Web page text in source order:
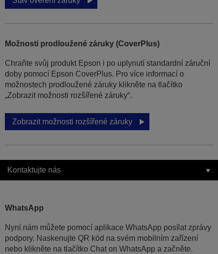
Možnosti prodloužené záruky (CoverPlus)
Chraňte svůj produkt Epson i po uplynutí standardní záruční
doby pomocí Epson CoverPlus. Pro více informací o
možnostech prodloužené záruky klikněte na tlačítko
„Zobrazit možnosti rozšířené záruky“.
Zobrazit možnosti rozšířené záruky
Kontaktujte nás
WhatsApp
Nyní nám můžete pomocí aplikace WhatsApp posílat zprávy
podpory. Naskenujte QR kód na svém mobilním zařízení
nebo klikněte na tlačítko Chat on WhatsApp a začněte.